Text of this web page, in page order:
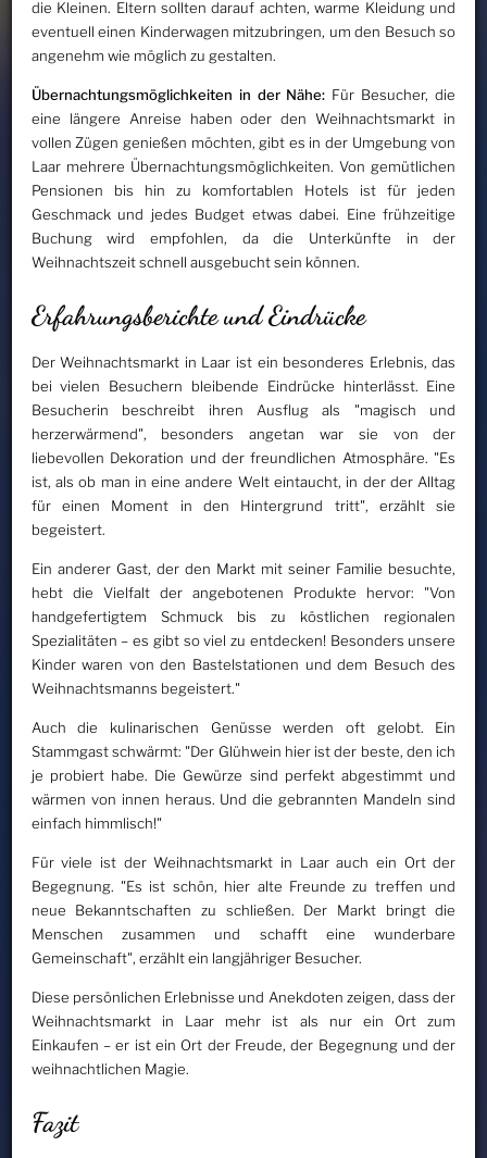
die Kleinen. Eltern sollten darauf achten, warme Kleidung und
eventuell einen Kinderwagen mitzubringen, um den Besuch so
angenehm wie möglich zu gestalten.
Übernachtungsmöglichkeiten in der Nähe: Für Besucher, die
eine längere Anreise haben oder den Weihnachtsmarkt in
vollen Zügen genießen möchten, gibt es in der Umgebung von
Laar mehrere Übernachtungsmöglichkeiten. Von gemütlichen
Pensionen bis hin zu komfortablen Hotels ist für jeden
Geschmack und jedes Budget etwas dabei. Eine frühzeitige
Buchung wird empfohlen, da die Unterkünfte in der
Weihnachtszeit schnell ausgebucht sein können.
Erfahrungsberichte und Eindrücke
Der Weihnachtsmarkt in Laar ist ein besonderes Erlebnis, das
bei vielen Besuchern bleibende Eindrücke hinterlässt. Eine
Besucherin beschreibt ihren Ausflug als "magisch und
herzerwärmend", besonders angetan war sie von der
liebevollen Dekoration und der freundlichen Atmosphäre. "Es
ist, als ob man in eine andere Welt eintaucht, in der der Alltag
für einen Moment in den Hintergrund tritt", erzählt sie
begeistert.
Ein anderer Gast, der den Markt mit seiner Familie besuchte,
hebt die Vielfalt der angebotenen Produkte hervor: "Von
handgefertigtem Schmuck bis zu köstlichen regionalen
Spezialitäten – es gibt so viel zu entdecken! Besonders unsere
Kinder waren von den Bastelstationen und dem Besuch des
Weihnachtsmanns begeistert."
Auch die kulinarischen Genüsse werden oft gelobt. Ein
Stammgast schwärmt: "Der Glühwein hier ist der beste, den ich
je probiert habe. Die Gewürze sind perfekt abgestimmt und
wärmen von innen heraus. Und die gebrannten Mandeln sind
einfach himmlisch!"
Für viele ist der Weihnachtsmarkt in Laar auch ein Ort der
Begegnung. "Es ist schön, hier alte Freunde zu treffen und
neue Bekanntschaften zu schließen. Der Markt bringt die
Menschen zusammen und schafft eine wunderbare
Gemeinschaft", erzählt ein langjähriger Besucher.
Diese persönlichen Erlebnisse und Anekdoten zeigen, dass der
Weihnachtsmarkt in Laar mehr ist als nur ein Ort zum
Einkaufen – er ist ein Ort der Freude, der Begegnung und der
weihnachtlichen Magie.
Fazit